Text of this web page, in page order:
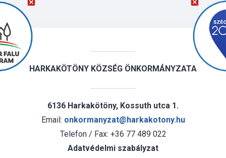
HARKAKÖTÖNY KÖZSÉG ÖNKORMÁNYZATA
6136 Harkakötöny, Kossuth utca 1.
Email: onkormanyzat@harkakotony.hu
Telefon / Fax: +36 77 489 022
Adatvédelmi szabályzat